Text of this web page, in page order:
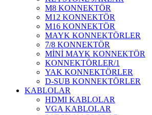
M8 KONNEKTÖR
M12 KONNEKTÖR
M16 KONNEKTÖR
MAYK KONNEKTÖRLER
7/8 KONNEKTÖR
MİNİ MAYK KONNEKTÖR
KONNEKTÖRLER/1
YAK KONNEKTÖRLER
D-SUB KONNEKTÖRLER
KABLOLAR
HDMI KABLOLAR
VGA KABLOLAR